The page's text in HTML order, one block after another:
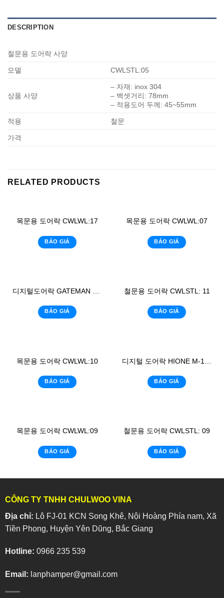
DESCRIPTION
철문용 도어락 사양
모델 CWLSTL:05
상품 사양
– 자재: inox 304
– 백셋거리: 78mm
– 적용도어 두께: 45~55mm
적용 철문
가격
RELATED PRODUCTS
목문용 도어락 CWLWL:17
BÁO GIÁ
목문용 도어락 CWLWL:07
BÁO GIÁ
BÁO GIÁ
철문용 도어락 CWLSTL: 11
BÁO GIÁ
목문용 도어락 CWLWL:10
BÁO GIÁ BÁO GIÁ
목문용 도어락 CWLWL:09
BÁO GIÁ
철문용 도어락 CWLSTL: 09
BÁO GIÁ
CÔNG TY TNHH CHULWOO VINA
Địa chỉ: Lô FJ-01 KCN Song Khê, Nội Hoàng Phía nam, Xã
Tiền Phong, Huyện Yên Dũng, Bắc Giang
Hotline: 0966 235 539
Email: lanphamper@gmail.com